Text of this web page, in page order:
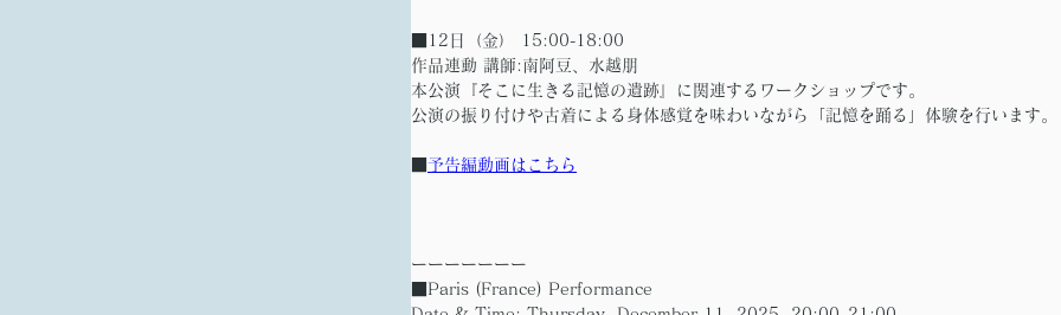
■12日（金） 15:00-18:00
作品連動 講師:南阿豆、水越朋
本公演『そこに生きる記憶の遺跡』に関連するワークショップです。
公演の振り付けや古着による身体感覚を味わいながら「記憶を踊る」体験を行います。
予告編動画はこちら
ーーーーーーー
■Paris (France) Performance